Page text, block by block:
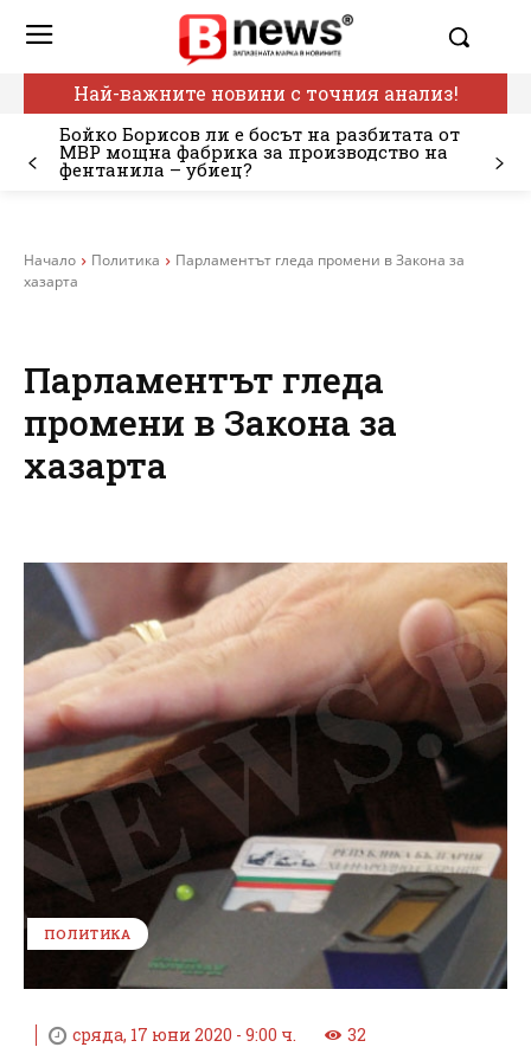
Най-важните новини с точния анализ!
Бойко Борисов ли е босът на разбитата от
МВР мощна фабрика за производство на
фентанила – убиец?
Начало Политика
Парламентът гледа промени в Закона за
хазарта
Парламентът гледа
промени в Закона за
хазарта
ПОЛИТИКА
сряда, 17 юни 2020 - 9:00 ч. 32